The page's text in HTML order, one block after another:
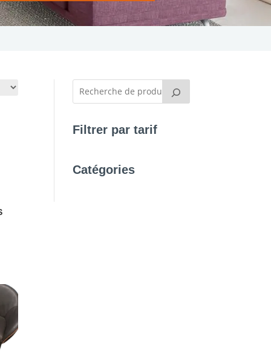
Filtrer par tarif
Catégories